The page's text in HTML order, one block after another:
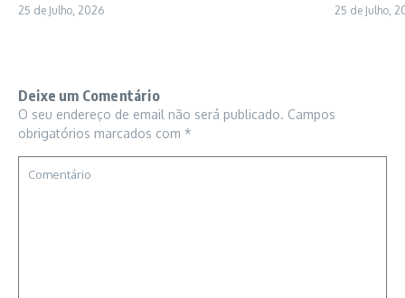
25 de Julho, 2026 25 de Julho,
Deixe um Comentário
O seu endereço de email não será publicado. Campos
obrigatórios marcados com *